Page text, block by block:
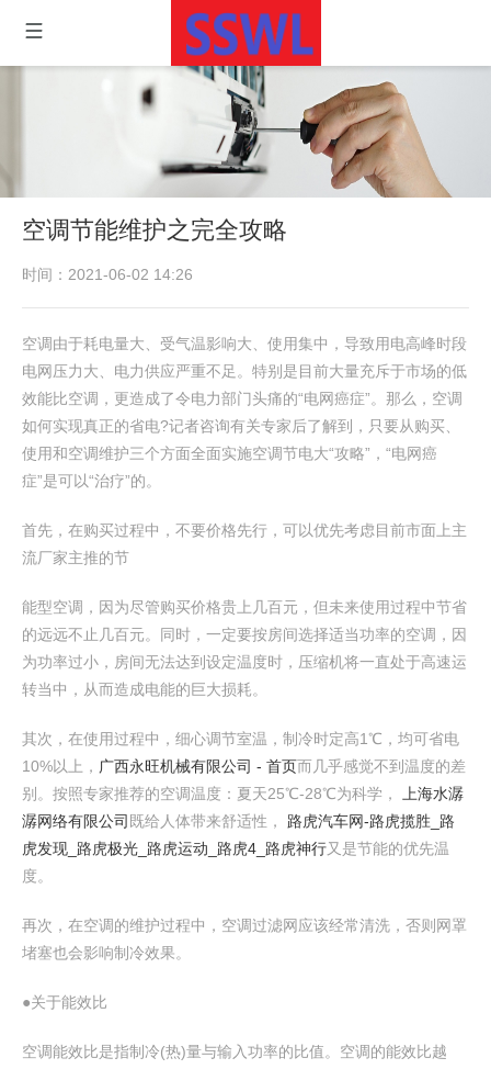
空调节能维护之完全攻略
时间：2021-06-02 14:26
空调由于耗电量大、受气温影响大、使用集中，导致用电高峰时段
电网压力大、电力供应严重不足。特别是目前大量充斥于市场的低
效能比空调，更造成了令电力部门头痛的“电网癌症”。那么，空调
如何实现真正的省电?记者咨询有关专家后了解到，只要从购买、
使用和空调维护三个方面全面实施空调节电大“攻略”，“电网癌
症”是可以“治疗”的。
首先，在购买过程中，不要价格先行，可以优先考虑目前市面上主
流厂家主推的节
能型空调，因为尽管购买价格贵上几百元，但未来使用过程中节省
的远远不止几百元。同时，一定要按房间选择适当功率的空调，因
为功率过小，房间无法达到设定温度时，压缩机将一直处于高速运
转当中，从而造成电能的巨大损耗。
其次，在使用过程中，细心调节室温，制冷时定高1℃，均可省电
10%以上， 广西永旺机械有限公司 - 首页而几乎感觉不到温度的差
别。按照专家推荐的空调温度：夏天25℃-28℃为科学，
上海水潺
潺网络有限公司 既给人体带来舒适性， 路虎汽车网-路虎揽胜_路
虎发现_路虎极光_路虎运动_路虎4_路虎神行又是节能的优先温
度。
再次，在空调的维护过程中，空调过滤网应该经常清洗，否则网罩
堵塞也会影响制冷效果。
●关于能效比
空调能效比是指制冷(热)量与输入功率的比值。空调的能效比越